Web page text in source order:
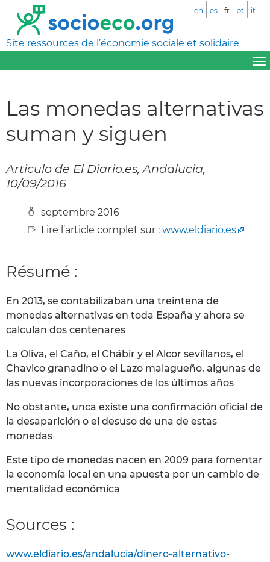
Site ressources de l’économie sociale et solidaire
en es fr pt it
Las monedas alternativas
suman y siguen
Articulo de El Diario.es, Andalucia,
10/09/2016
septembre 2016
Lire l’article complet sur : www.eldiario.es
Résumé :
En 2013, se contabilizaban una treintena de
monedas alternativas en toda España y ahora se
calculan dos centenares
La Oliva, el Caño, el Chábir y el Alcor sevillanos, el
Chavico granadino o el Lazo malagueño, algunas de
las nuevas incorporaciones de los últimos años
No obstante, unca existe una confirmación oficial de
la desaparición o el desuso de una de estas
monedas
Este tipo de monedas nacen en 2009 para fomentar
la economía local en una apuesta por un cambio de
mentalidad económica
Sources :
www.eldiario.es/andalucia/dinero-alternativo-